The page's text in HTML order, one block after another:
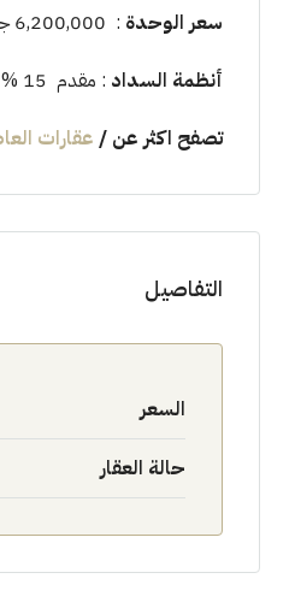
سعر الوحدة : 6,200,000 جنيهاً مصرياً
أنظمة السداد : مقدم 15 % و تقسيط الباقى علي مدة تصل ل 7 سنوات
تصفح اكثر عن / عقارات
التفاصيل
السعر
حالة العقار